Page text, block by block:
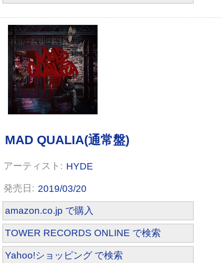
HYDE
2019/03/20
amazon.co.jp で購入
TOWER RECORDS ONLINE で検索
Yahoo!ショッピング で検索
「死んじゃったポチの話」初回盤